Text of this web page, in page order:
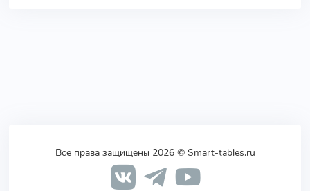
Все права защищены 2026 © Smart-tables.ru